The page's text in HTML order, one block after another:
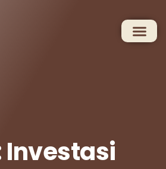
Investasi